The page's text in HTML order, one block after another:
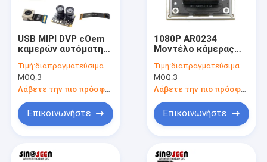
USB MIPI DVP cOem
καμερών αυτόματη
οράματος ενοτήτων
εξατομικεύσιμη
Τιμή:διαπραγματεύσιμα
MOQ:3
Λάβετε την πιο πρόσφατη τιμή
Επικοινωνήστε
1080P AR0234
Μοντέλο κάμερας
Τιμή:διαπραγματεύσιμα
MOQ:3
Επικοινωνήστε